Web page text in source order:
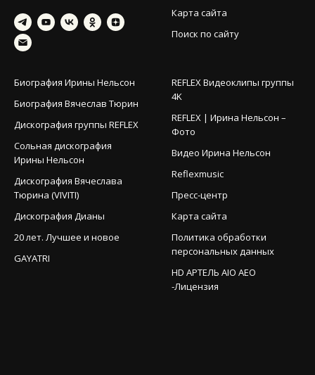
Карта сайта
Поиск по сайту
Биография Ирины Нельсон
Биография Вячеслав Тюрин
Дискография группы REFLEX
Сольная дискография
Ирины Нельсон
Дискография Вячеслава
Тюрина (VIVITI)
Дискография Дианы
20 лет. Лучшее и новое
GAYATRI
REFLEX Видеоклипы группы
4K
REFLEX | Ирина Нельсон –
Фото
Видео Ирина Нельсон
Reflexmusic
Пресс-центр
Карта сайта
Политика обработки
персональных данных
HD АРТЕЛЬ AIO AEO
-Лицензия